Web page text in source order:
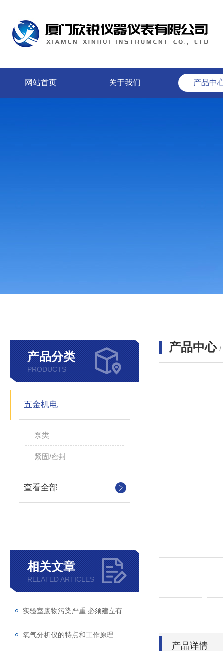
网站首页 关于我们 产品中
产品分类
PRODUCTS
五金机电
泵类
紧固/密封
查看全部
相关文章
RELATED ARTICLES
氧气分析仪的特点和工作原理
产品中心 /
产品详情